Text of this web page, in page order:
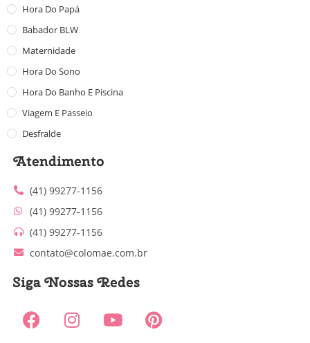
Hora Do Papá
Babador BLW
Maternidade
Hora Do Sono
Hora Do Banho E Piscina
Viagem E Passeio
Desfralde
Atendimento
(41) 99277-1156
(41) 99277-1156
(41) 99277-1156
contato@colomae.com.br
Siga Nossas Redes